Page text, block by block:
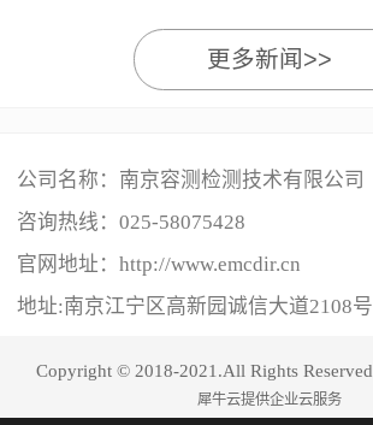
更多新闻>>
公司名称：南京容测检测技术有限公司
咨询热线： 025-58075428
官网地址：http://www.emcdir.cn
地址:南京江宁区高新园诚信大道2108号
Copyright © 2018-2021.All Rights Reserved
犀牛云提供企业云服务